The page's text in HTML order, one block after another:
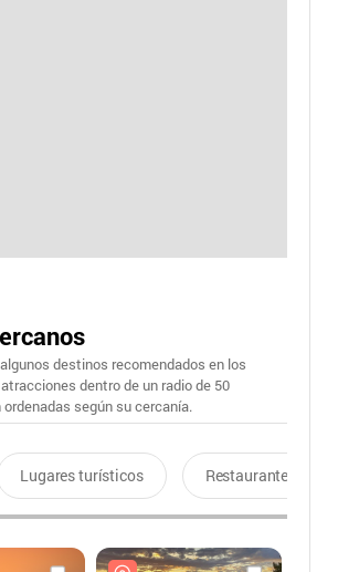
destinos recomendados en los
dentro de un radio de 50
según su cercanía.
Lugares turísticos Restaurantes